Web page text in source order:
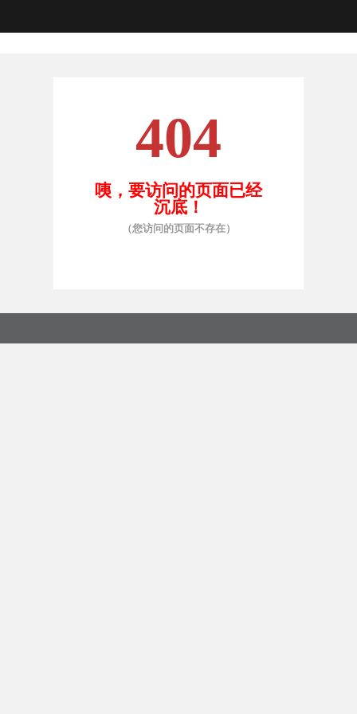
404
咦，要访问的页面已经
沉底！
（您访问的页面不存在）